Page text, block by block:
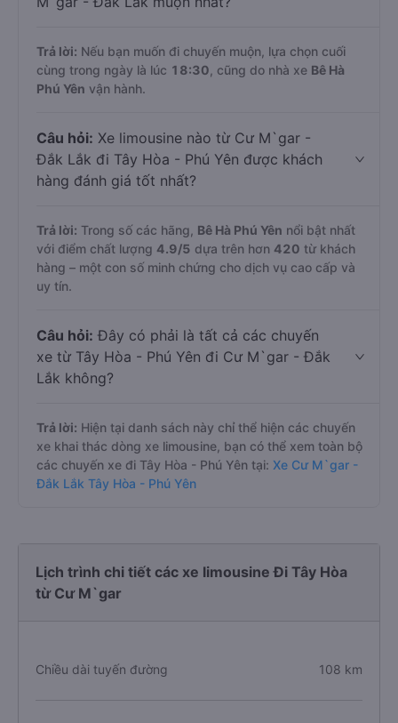
Trả lời: Nếu bạn muốn đi chuyến muộn, lựa chọn cuối
cùng trong ngày là lúc 18:30 , cũng do nhà xe Bê Hà
Phú Yên vận hành.
Câu hỏi: Xe limousine nào từ Cư M`gar -
Đắk Lắk đi Tây Hòa - Phú Yên được khách
hàng đánh giá tốt nhất?
Trả lời: Trong số các hãng, Bê Hà Phú Yên nổi bật nhất
với điểm chất lượng 4.9/5 dựa trên hơn 420 từ khách
hàng – một con số minh chứng cho dịch vụ cao cấp và
uy tín.
Câu hỏi: Đây có phải là tất cả các chuyến
xe từ Tây Hòa - Phú Yên đi Cư M`gar - Đắk
Lắk không?
Trả lời: Hiện tại danh sách này chỉ thể hiện các chuyến
xe khai thác dòng xe limousine, bạn có thể xem toàn bộ
các chuyến xe đi Tây Hòa - Phú Yên tại: Xe Cư M`gar -
Đắk Lắk Tây Hòa - Phú Yên
Lịch trình chi tiết các xe limousine Đi Tây Hòa
từ Cư M`gar
Chiều dài tuyến đường 108 km